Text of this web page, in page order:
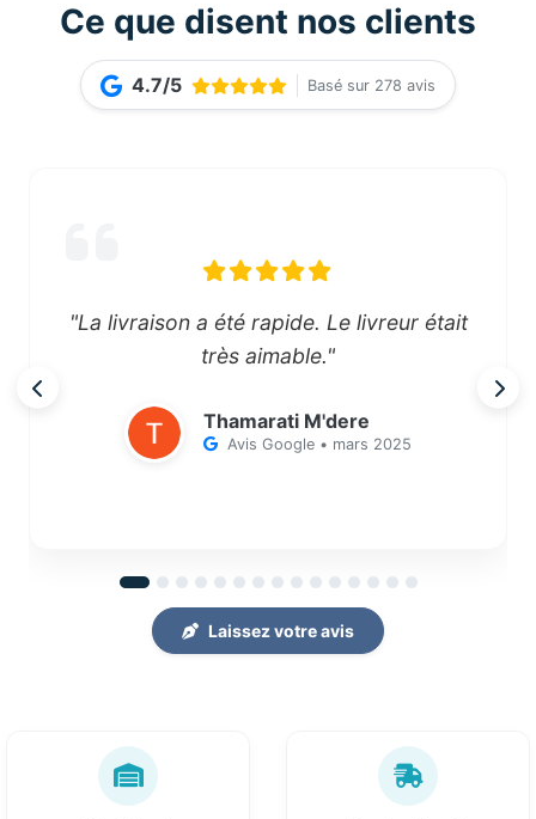
Ce que disent nos clients
4.7/5 Basé sur 278 avis
"La livraison a été rapide. Le livreur était
très aimable."
Thamarati M'dere
Avis Google • mars 2025
Laissez votre avis